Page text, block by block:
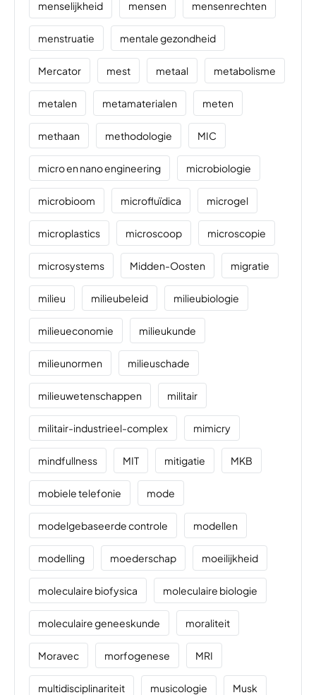
menselijkheid mensen mensenrechten
menstruatie mentale gezondheid
Mercator mest metaal metabolisme
metalen metamaterialen meten
methaan methodologie MIC
micro en nano engineering microbiologie
microbioom microfluïdica microgel
microplastics microscoop microscopie
microsystems Midden-Oosten migratie
milieu milieubeleid milieubiologie
milieueconomie milieukunde
milieunormen milieuschade
milieuwetenschappen militair
militair-industrieel-complex mimicry
mindfullness MIT mitigatie MKB
mobiele telefonie mode
modelgebaseerde controle modellen
modelling moederschap moeilijkheid
moleculaire biofysica moleculaire biologie
moleculaire geneeskunde moraliteit
Moravec morfogenese MRI
multidisciplinariteit musicologie Musk